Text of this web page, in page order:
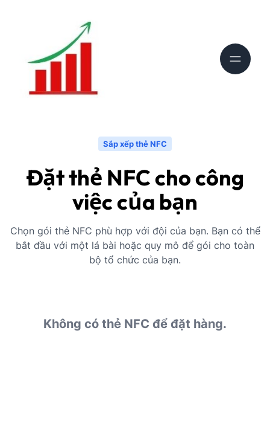
Sắp xếp thẻ NFC
Đặt thẻ NFC cho công
việc của bạn
Chọn gói thẻ NFC phù hợp với đội của bạn. Bạn có thể
bắt đầu với một lá bài hoặc quy mô để gói cho toàn
bộ tổ chức của bạn.
Không có thẻ NFC để đặt hàng.